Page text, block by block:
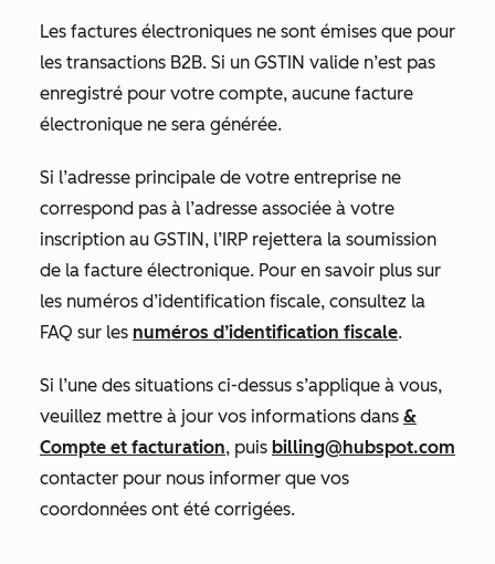
Les factures électroniques ne sont émises que pour
les transactions B2B. Si un GSTIN valide n’est pas
enregistré pour votre compte, aucune facture
électronique ne sera générée.
Si l’adresse principale de votre entreprise ne
correspond pas à l’adresse associée à votre
inscription au GSTIN, l’IRP rejettera la soumission
de la facture électronique. Pour en savoir plus sur
les numéros d’identification fiscale, consultez la
FAQ sur les numéros d’identification fiscale.
Si l’une des situations ci-dessus s’applique à vous,
veuillez mettre à jour vos informations dans &
Compte et facturation, puis billing@hubspot.com
contacter pour nous informer que vos
coordonnées ont été corrigées.